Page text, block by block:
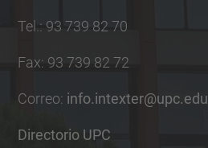
Tel. : 93 739 82 70
Fax: 93 739 82 72
Correo: info.intexter@upc.edu
Directorio UPC